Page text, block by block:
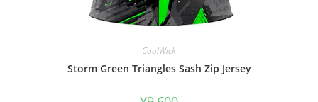
CoolWick
Storm Green Triangles Sash Zip Jersey